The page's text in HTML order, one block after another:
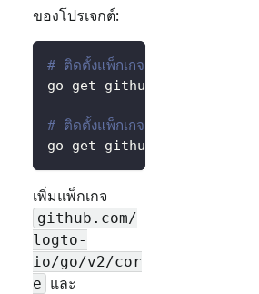
ของโปรเจกต์:
# ติดตั้งแพ็กเกจ core สำหรับเข้
go get github.com/logto-
# ติดตั้งแพ็กเกจ client สำหรับโ
go get github.com/logto-
เพิ่มแพ็กเกจ
github.com/
logto-
io/go/v2/cor
e และ